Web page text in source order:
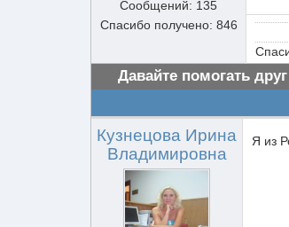
Сообщений: 135
Спасибо получено: 846
Давайте помогать
Кузнецова Ирина
Владимировна
Я из